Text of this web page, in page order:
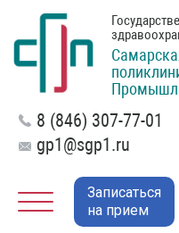
8 (846) 307-77-01
gp1@sgp1.ru
Записаться
на прием